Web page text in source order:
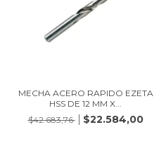
MECHA ACERO RAPIDO EZETA
HSS DE 12 MM X...
$42.683,76
$22.584,00